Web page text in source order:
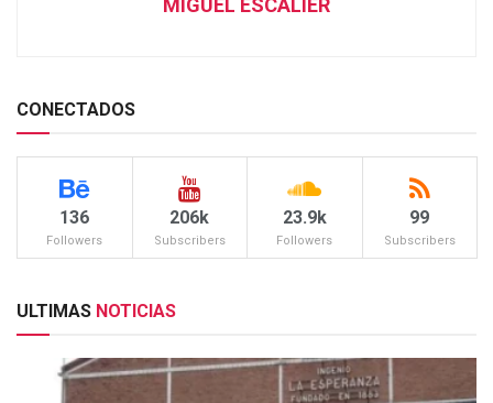
MIGUEL ESCALIER
CONECTADOS
136
Followers
206k
Subscribers
23.9k
Followers
99
Subscribers
ULTIMAS NOTICIAS